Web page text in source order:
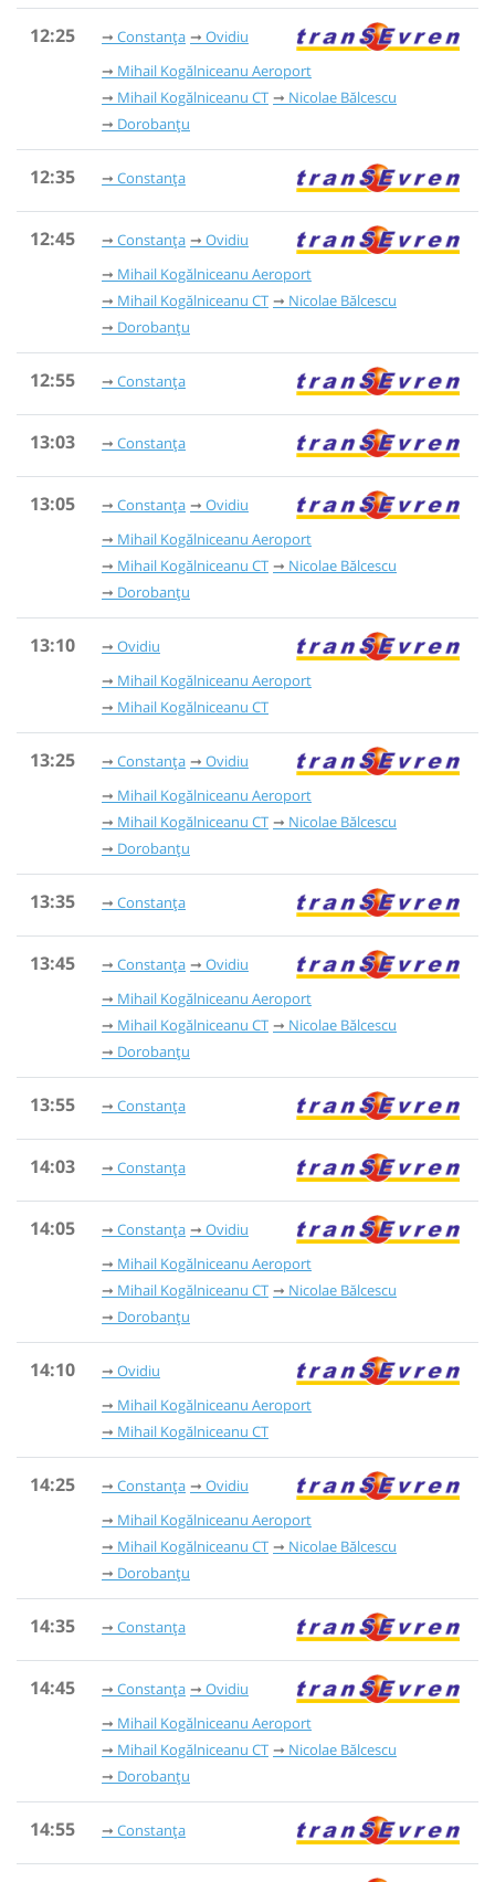
12:25 Constanța
Ovidiu
Mihail Kogălniceanu Aeroport
Mihail Kogălniceanu CT
Nicolae Bălcescu
Dorobanțu
12:35 Constanța
12:45 Constanța
Ovidiu
Mihail Kogălniceanu Aeroport
Mihail Kogălniceanu CT
Nicolae Bălcescu
Dorobanțu
12:55 Constanța
13:03 Constanța
13:05 Constanța
Ovidiu
Mihail Kogălniceanu Aeroport
Mihail Kogălniceanu CT
Nicolae Bălcescu
Dorobanțu
13:10
Ovidiu
Mihail Kogălniceanu Aeroport
Mihail Kogălniceanu CT
13:25 Constanța
Ovidiu
Mihail Kogălniceanu Aeroport
Mihail Kogălniceanu CT
Nicolae Bălcescu
Dorobanțu
13:35 Constanța
13:45 Constanța
Ovidiu
Mihail Kogălniceanu Aeroport
Mihail Kogălniceanu CT
Nicolae Bălcescu
Dorobanțu
13:55 Constanța
14:03 Constanța
14:05 Constanța
Ovidiu
Mihail Kogălniceanu Aeroport
Mihail Kogălniceanu CT
Nicolae Bălcescu
Dorobanțu
14:10
Ovidiu
Mihail Kogălniceanu Aeroport
Mihail Kogălniceanu CT
14:25 Constanța
Ovidiu
Mihail Kogălniceanu Aeroport
Mihail Kogălniceanu CT
Nicolae Bălcescu
Dorobanțu
14:35 Constanța
14:45 Constanța
Ovidiu
Mihail Kogălniceanu Aeroport
Mihail Kogălniceanu CT
Nicolae Bălcescu
Dorobanțu
14:55 Constanța